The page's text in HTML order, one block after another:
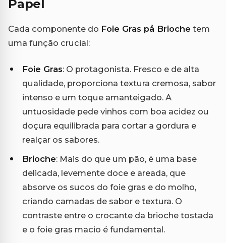
Papel
Cada componente do Foie Gras på Brioche tem
uma função crucial:
Foie Gras: O protagonista. Fresco e de alta
qualidade, proporciona textura cremosa, sabor
intenso e um toque amanteigado. A
untuosidade pede vinhos com boa acidez ou
doçura equilibrada para cortar a gordura e
realçar os sabores.
Brioche: Mais do que um pão, é uma base
delicada, levemente doce e areada, que
absorve os sucos do foie gras e do molho,
criando camadas de sabor e textura. O
contraste entre o crocante da brioche tostada
e o foie gras macio é fundamental.